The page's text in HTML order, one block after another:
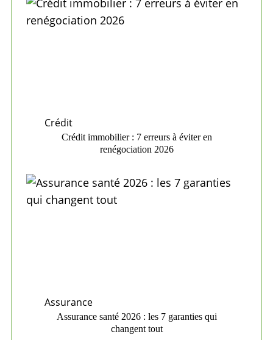
Crédit
Crédit immobilier : 7 erreurs à éviter en
renégociation 2026
Assurance
Assurance santé 2026 : les 7 garanties qui
changent tout